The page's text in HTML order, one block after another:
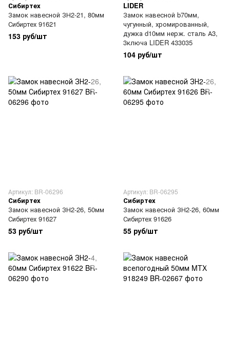
Сибиртех
Замок навесной ЗН2-21, 80мм
Сибиртех 91621
153 руб/шт
LIDER
Замок навесной b70мм,
чугунный, хромированный,
дужка d10мм нерж. сталь А3,
3ключа LIDER 433035
104 руб/шт
Артикул: BR-06296
Сибиртех
Замок навесной ЗН2-26, 50мм
Сибиртех 91627
53 руб/шт
Артикул: BR-06295
Сибиртех
Замок навесной ЗН2-26, 60мм
Сибиртех 91626
55 руб/шт